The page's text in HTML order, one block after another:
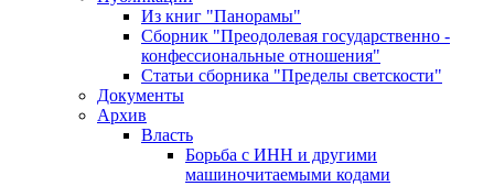
Из книг "Панорамы"
Сборник "Преодолевая государственно -
конфессиональные отношения"
Статьи сборника "Пределы светскости"
Документы
Архив
Власть
Борьба с ИНН и другими
машиночитаемыми кодами